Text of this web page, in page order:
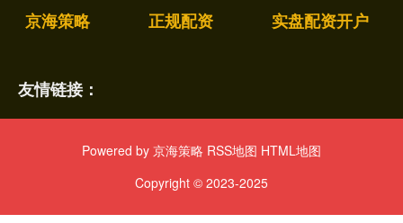
京海策略 正规配资 实盘配资开户
友情链接：
Powered by 京海策略 RSS地图 HTML地图
Copyright © 2023-2025